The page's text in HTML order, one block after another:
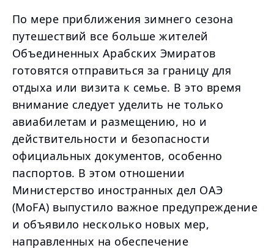
По мере приближения зимнего сезона
путешествий все больше жителей
Объединенных Арабских Эмиратов
готовятся отправиться за границу для
отдыха или визита к семье. В это время
внимание следует уделить не только
авиабилетам и размещению, но и
действительности и безопасности
официальных документов, особенно
паспортов. В этом отношении
Министерство иностранных дел ОАЭ
(MoFA) выпустило важное предупреждение
и объявило несколько новых мер,
направленных на обеспечение